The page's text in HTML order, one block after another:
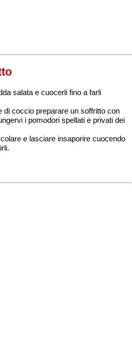
salata e cuocerli fino a farli
di coccio preparare un soffritto con
i pomodori spellati e privati dei
e lasciare insaporire cuocendo